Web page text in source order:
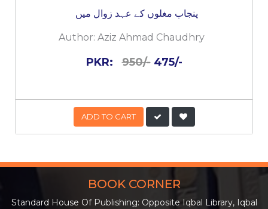
پنجاب مغلوں کے عہد زوال میں
Author: Aziz Ahmad Chaudhry
PKR:950/- 475/-
ADD TO CART
BOOK CORNER
Standard House Of Publishing: Opposite Iqbal Library, Iqbal